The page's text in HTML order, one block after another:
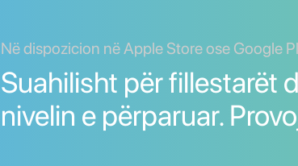
Në dispozicion në Apple Store ose Google
Suahilisht për fillestarët
nivelin e përparuar.